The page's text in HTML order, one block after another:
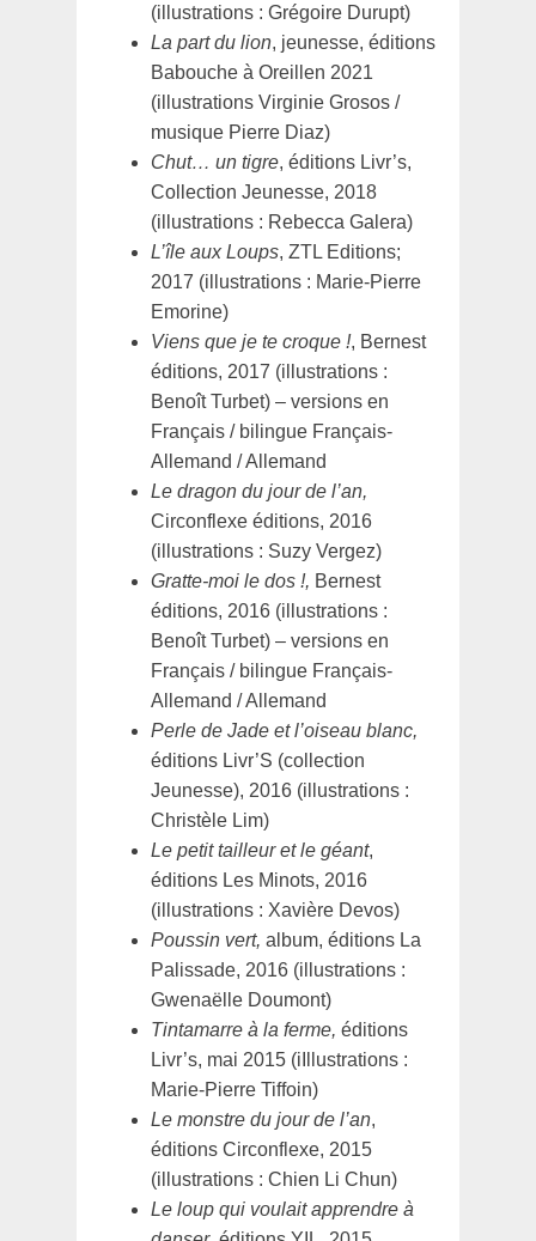
(illustrations : Grégoire Durupt)
La part du lion, jeunesse, éditions
Babouche à Oreillen 2021
(illustrations Virginie Grosos /
musique Pierre Diaz)
Chut… un tigre, éditions Livr’s,
Collection Jeunesse, 2018
(illustrations : Rebecca Galera)
L’île aux Loups, ZTL Editions;
2017 (illustrations : Marie-Pierre
Emorine)
Viens que je te croque !, Bernest
éditions, 2017 (illustrations :
Benoît Turbet) – versions en
Français / bilingue Français-
Allemand / Allemand
Le dragon du jour de l’an,
Circonflexe éditions, 2016
(illustrations : Suzy Vergez)
Gratte-moi le dos !, Bernest
éditions, 2016 (illustrations :
Benoît Turbet) – versions en
Français / bilingue Français-
Allemand / Allemand
Perle de Jade et l’oiseau blanc,
éditions Livr’S (collection
Jeunesse), 2016 (illustrations :
Christèle Lim)
Le petit tailleur et le géant,
éditions Les Minots, 2016
(illustrations : Xavière Devos)
Poussin vert, album, éditions La
Palissade, 2016 (illustrations :
Gwenaëlle Doumont)
Tintamarre à la ferme, éditions
Livr’s, mai 2015 (iIllustrations :
Marie-Pierre Tiffoin)
Le monstre du jour de l’an,
éditions Circonflexe, 2015
(illustrations : Chien Li Chun)
Le loup qui voulait apprendre à